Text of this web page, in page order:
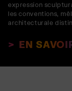
expression
les conventions,
architecturale
EN